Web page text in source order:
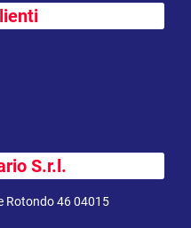
S.r.l.
Rotondo 46 04015